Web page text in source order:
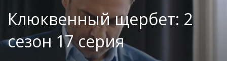
Клюквенный щербет: 2
сезон 17 серия